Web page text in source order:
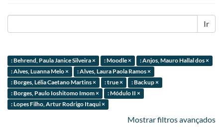
Ir
: Behrend, Paula Janice Silveira × : Moodle ×
: Anjos, Mauro Hallal dos ×
: Alves, Luanna Melo ×
: Alves, Laura Paola Ramos ×
: Borges, Lélia Caetano Martins ×
: true ×
: Backup ×
: Borges, Paulo Ioshitomo Imom ×
: Módulo II ×
: Lopes Filho, Artur Rodrigo Itaqui ×
Mostrar filtros avançados